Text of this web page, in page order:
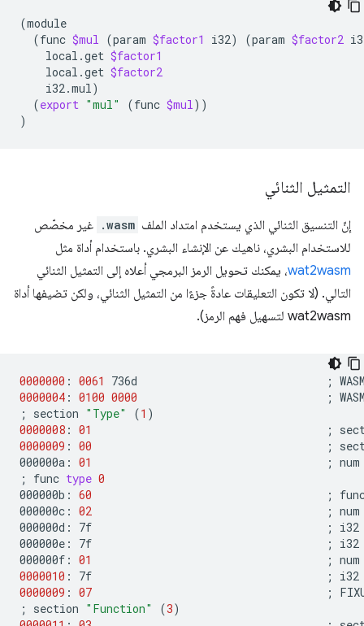
(
(func $mul (param $factor1 i32) (param $factor2
local.get $factor1
local.get $factor2
i32.mul)
(export "mul" (func $mul))
)
التمثيل الثنائي
إنّ التنسيق الثنائي الذي يستخدم امتداد الملف .wasm غير مخصّص
للاستخدام البشري، ناهيك عن الإنشاء البشري. باستخدام أداة مثل
wat2wasm، يمكنك تحويل الرمز البرمجي أعلاه إلى التمثيل الثنائي
التالي. (لا تكون التعليقات عادةً جزءًا من التمثيل الثنائي، ولكن تضيفها أداة
wat2wasm لتسهيل فهم الرمز).
0000000 : 0061 736d
;
0000004 : 0100 0000
;
;
section "Type" (1 )
0000008 : 01 ;
0000009 : 00 ;
000000a: 01 ; num
;
func type 0
000000b: 60 ;
000000c: 02 ; num
000000d:
7f ;
i32
000000e:
7f ;
i32
000000f: 01 ; num
0000010 : 7f ;
0000009 : 07 ;
;
section "Function" (3)